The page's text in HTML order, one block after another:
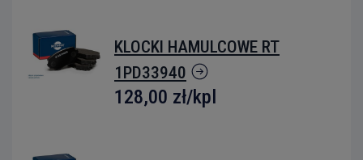
KLOCKI HAMULCOWE RT
1PD33940
128,00 zł/kpl